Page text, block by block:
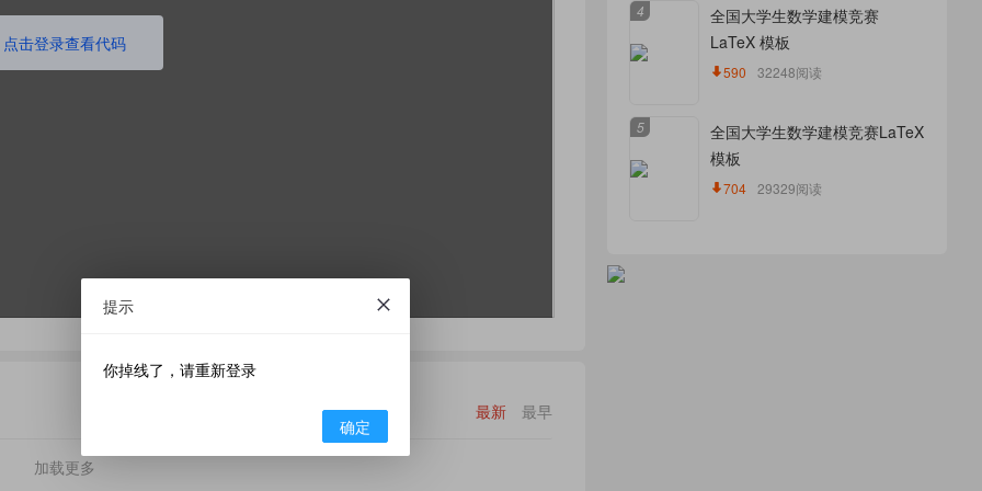
点击登录查看代码
最新 最早
加载更多
4
全国大学生数学建模竞赛
LaTeX 模板
590 32248阅读
5
全国大学生数学建模竞赛LaTeX
模板
704 29329阅读
提示
你掉线了，请重新登录
确定